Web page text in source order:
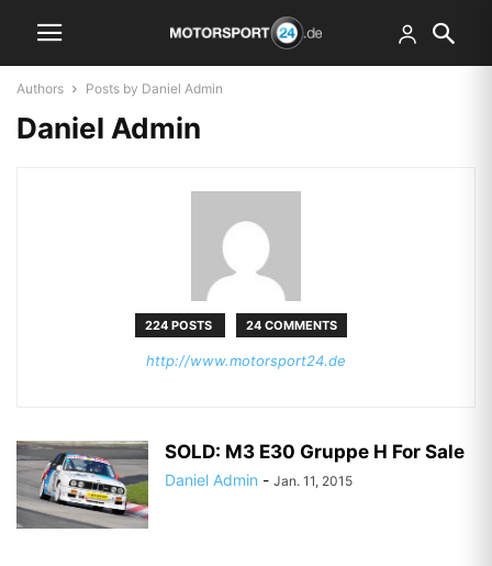
Authors Posts by Daniel Admin
Daniel Admin
224 POSTS 24 COMMENTS
http://www.motorsport24.de
SOLD: M3 E30 Gruppe H For Sale
Daniel Admin - Jan. 11, 2015